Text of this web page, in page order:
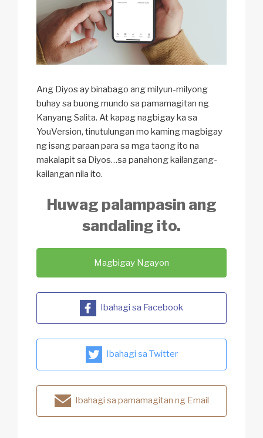
Ang Diyos ay binabago ang milyun-milyong
buhay sa buong mundo sa pamamagitan ng
Kanyang Salita. At kapag nagbigay ka sa
YouVersion, tinutulungan mo kaming magbigay
ng isang paraan para sa mga taong ito na
makalapit sa Diyos…sa panahong kailangang-
kailangan nila ito.
Huwag palampasin ang
sandaling ito.
Magbigay Ngayon
Ibahagi sa Facebook
Ibahagi sa Twitter
Ibahagi sa pamamagitan ng Email